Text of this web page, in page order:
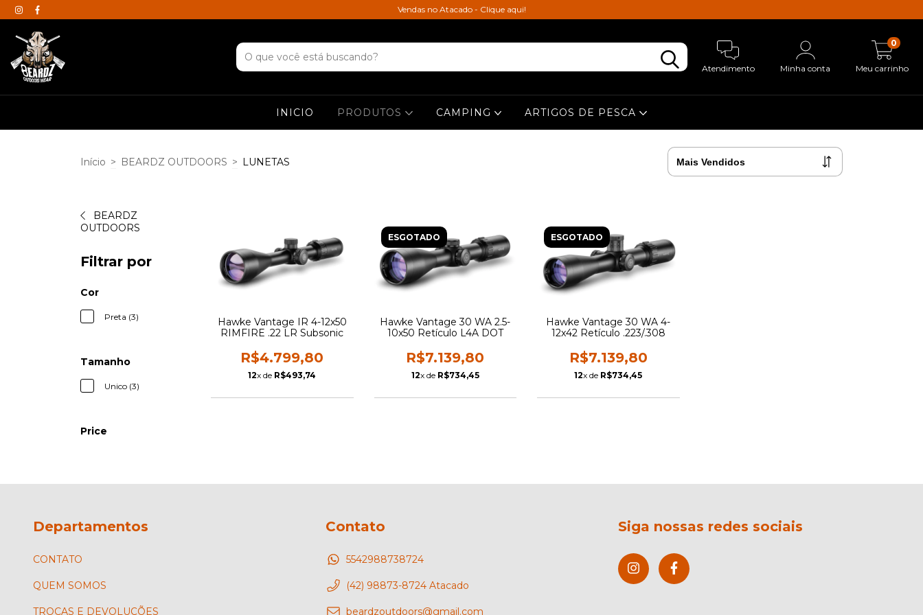
Vendas no Atacado - Clique aqui!
Atendimento Minha conta Meu carrinho
0
INICIO PRODUTOS CAMPING ARTIGOS DE PESCA
Início > BEARDZ OUTDOORS > LUNETAS
BEARDZ
OUTDOORS
Filtrar por
Cor
Preta (3)
Tamanho
Unico (3)
Price
Hawke Vantage IR 4-12x50
RIMFIRE .22 LR Subsonic
R$4.799,80
12x de R$493,74
ESGOTADO
Hawke Vantage 30 WA 2.5-
10x50 Retículo L4A DOT
R$7.139,80
12x de R$734,45
ESGOTADO
Hawke Vantage 30 WA 4-
12x42 Retículo .223/.308
R$7.139,80
12x de R$734,45
Departamentos
CONTATO
QUEM SOMOS
TROCAS E DEVOLUÇÕES
Contato
5542988738724
(42) 98873-8724 Atacado
beardzoutdoors@gmail.com
Siga nossas redes sociais